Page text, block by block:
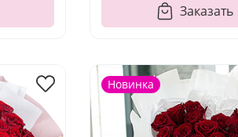
Заказать
Новинка